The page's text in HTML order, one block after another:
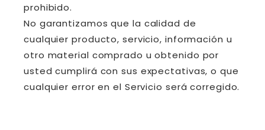
prohibido.
No garantizamos que la calidad de
cualquier producto, servicio, información u
otro material comprado u obtenido por
usted cumplirá con sus expectativas, o que
cualquier error en el Servicio será corregido.